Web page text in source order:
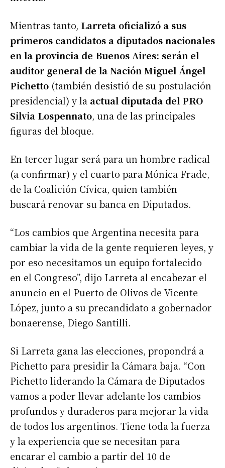
Mientras tanto, Larreta oficializó a sus
primeros candidatos a diputados nacionales
en la provincia de Buenos Aires: serán el
auditor general de la Nación Miguel Ángel
Pichetto (también desistió de su postulación
presidencial) y la actual diputada del PRO
Silvia Lospennato, una de las principales
figuras del bloque.
En tercer lugar será para un hombre radical
(a confirmar) y el cuarto para Mónica Frade,
de la Coalición Cívica, quien también
buscará renovar su banca en Diputados.
“Los cambios que Argentina necesita para
cambiar la vida de la gente requieren leyes, y
por eso necesitamos un equipo fortalecido
en el Congreso”, dijo Larreta al encabezar el
anuncio en el Puerto de Olivos de Vicente
López, junto a su precandidato a gobernador
bonaerense, Diego Santilli.
Si Larreta gana las elecciones, propondrá a
Pichetto para presidir la Cámara baja. “Con
Pichetto liderando la Cámara de Diputados
vamos a poder llevar adelante los cambios
profundos y duraderos para mejorar la vida
de todos los argentinos. Tiene toda la fuerza
y la experiencia que se necesitan para
encarar el cambio a partir del 10 de